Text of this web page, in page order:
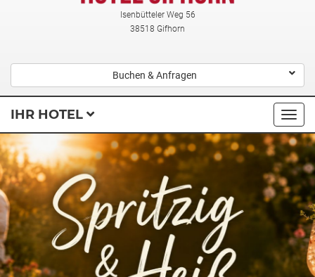
Isenbütteler Weg 56
38518 Gifhorn
Buchen & Anfragen
IHR HOTEL